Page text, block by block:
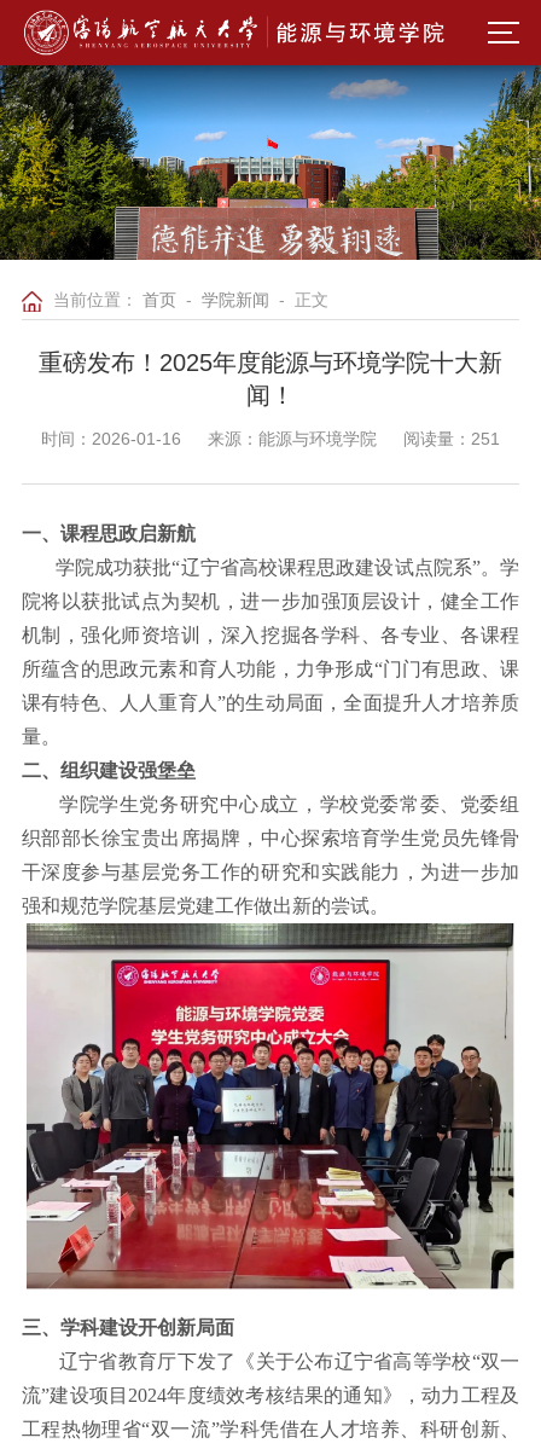
当前位置： 首页- 学院新闻 - 正文
重磅发布！2025年度能源与环境学院十大新
闻！
时间：2026-01-16 来源：能源与环境学院 阅读量： 251
一、课程思政启新航
学院成功获批“辽宁省高校课程思政建设试点院系”。学
院将以获批试点为契机，进一步加强顶层设计，健全工作
机制，强化师资培训，深入挖掘各学科、各专业、各课程
所蕴含的思政元素和育人功能，力争形成“门门有思政、课
课有特色、人人重育人”的生动局面，全面提升人才培养质
量。
二、组织建设强堡垒
学院学生党务研究中心成立，学校党委常委、党委组
织部部长徐宝贵出席揭牌，中心探索培育学生党员先锋骨
干深度参与基层党务工作的研究和实践能力，为进一步加
强和规范学院基层党建工作做出新的尝试。
三、学科建设开创新局面
辽宁省教育厅下发了《关于公布辽宁省高等学校“双一
流”建设项目2024年度绩效考核结果的通知》，动力工程及
工程热物理省“双一流”学科凭借在人才培养、科研创新、